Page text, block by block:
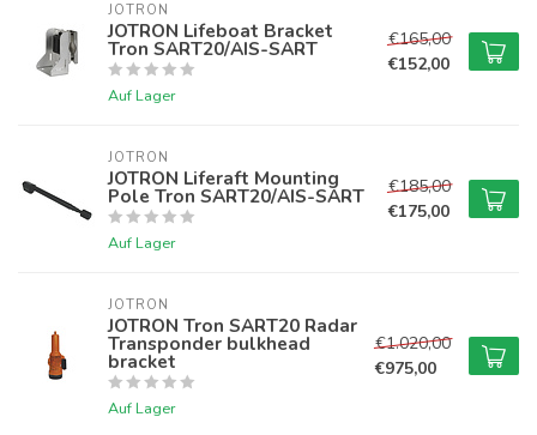
JOTRON
JOTRON Lifeboat Bracket
Tron SART20/AIS-SART
Auf Lager
€165,00
€152,00
JOTRON
JOTRON Liferaft Mounting
Pole Tron SART20/AIS-SART
Auf Lager
€185,00
€175,00
JOTRON
JOTRON Tron SART20 Radar
Transponder bulkhead
bracket
Auf Lager
€1.020,00
€975,00